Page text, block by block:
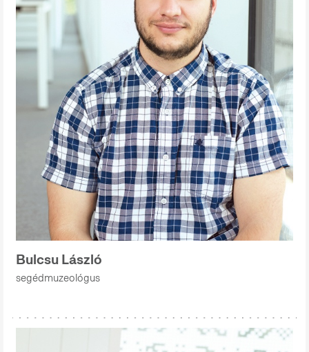
Bulcsu László
segédmuzeológus